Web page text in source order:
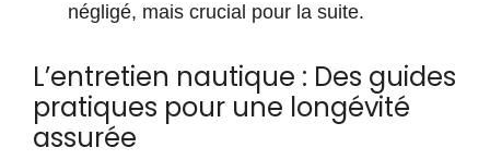
négligé, mais crucial pour la suite.
L’entretien nautique : Des guides
pratiques pour une longévité
assurée